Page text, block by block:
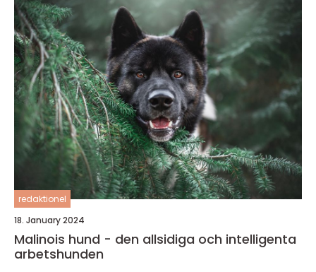
redaktionel
18. January 2024
Malinois hund - den allsidiga och intelligenta
arbetshunden